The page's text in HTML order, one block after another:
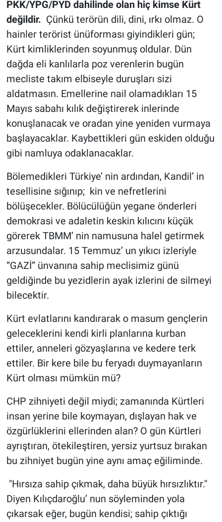
PKK/YPG/PYD dahilinde olan hiç kimse Kürt
değildir. Çünkü terörün dili, dini, ırkı olmaz. O
hainler terörist ünüforması giyindikleri gün;
Kürt kimliklerinden soyunmuş oldular. Dün
dağda eli kanlılarla poz verenlerin bugün
mecliste takım elbiseyle duruşları sizi
aldatmasın. Emellerine nail olamadıkları 15
Mayıs sabahı kılık değiştirerek inlerinde
konuşlanacak ve oradan yine yeniden vurmaya
başlayacaklar. Kaybettikleri gün eskiden olduğu
gibi namluya odaklanacaklar.
Bölemedikleri Türkiye’ nin ardından, Kandil’ in
tesellisine sığınıp; kin ve nefretlerini
bölüşecekler. Bölücülüğün yegane önderleri
demokrasi ve adaletin keskin kılıcını küçük
görerek TBMM’ nin namusuna halel getirmek
arzusundalar. 15 Temmuz’ un yıkıcı izleriyle
“GAZİ” ünvanına sahip meclisimiz günü
geldiğinde bu yezidlerin ayak izlerini de silmeyi
bilecektir.
Kürt evlatlarını kandırarak o masum gençlerin
geleceklerini kendi kirli planlarına kurban
ettiler, anneleri gözyaşlarına ve kedere terk
ettiler. Bir kere bile bu feryadı duymayanların
Kürt olması mümkün mü?
CHP zihniyeti değil miydi; zamanında Kürtleri
insan yerine bile koymayan, dışlayan hak ve
özgürlüklerini ellerinden alan? O gün Kürtleri
ayrıştıran, ötekileştiren, yersiz yurtsuz bırakan
bu zihniyet bugün yine aynı amaç eğiliminde.
"Hırsıza sahip çıkmak, daha büyük hırsızlıktır."
Diyen Kılıçdaroğlu’ nun söyleminden yola
çıkarsak eğer, bugün kendisi; sahip çıktığı